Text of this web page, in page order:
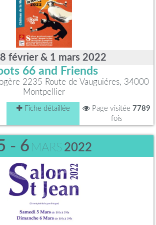
février & 1 mars 2022
66 and Friends
2235 Route de Vauguiéres, 34000
Montpellier
Fiche détaillée Page visitée 7789
fois
- 6 MARS 2022